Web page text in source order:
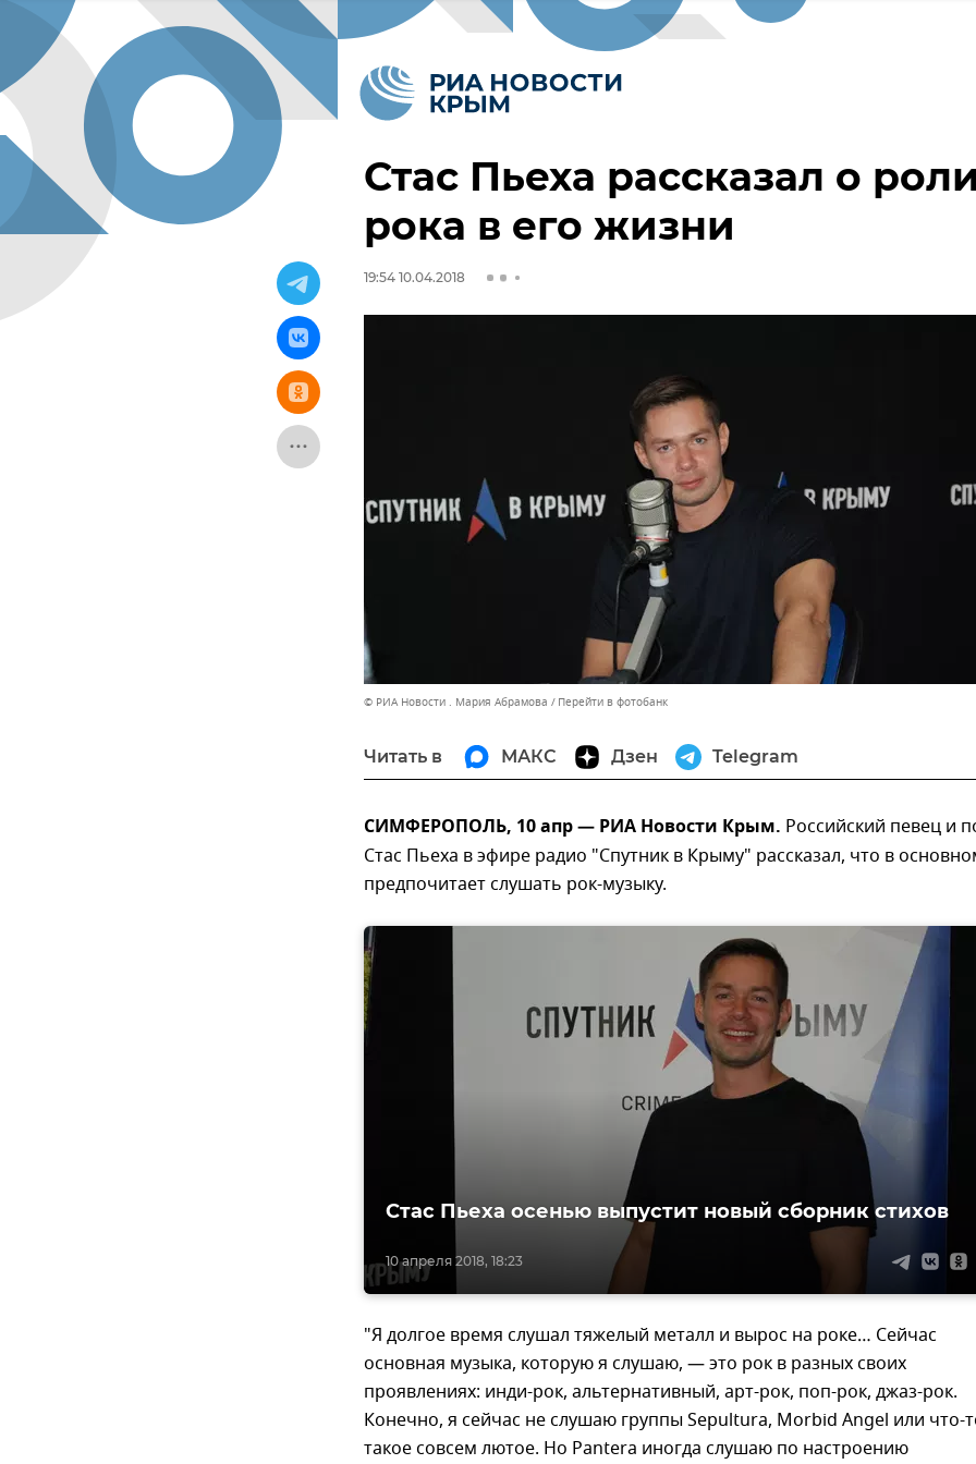
Стас Пьеха рассказал о
рока в его жизни
19:54 10.04.2018
© РИА Новости . Мария Абрамова Перейти в фотобанк
Читать в МАКС Дзен Telegram
СИМФЕРОПОЛЬ, 10 апр — РИА Новости Крым. Российский певец и
Стас Пьеха в эфире радио "Спутник в Крыму" рассказал, что в
предпочитает слушать рок-музыку.
10 апреля 2018, 18:23
Стас Пьеха осенью выпустит новый сборник стихов
"Я долгое время слушал тяжелый металл и вырос на роке… Сейчас
основная музыка, которую я слушаю, — это рок в разных своих
проявлениях: инди-рок, альтернативный, арт-рок, поп-рок, джаз-рок.
Конечно, я сейчас не слушаю группы Sepultura, Morbid Angel или что-
такое совсем лютое. Но Pantera иногда слушаю по настроению